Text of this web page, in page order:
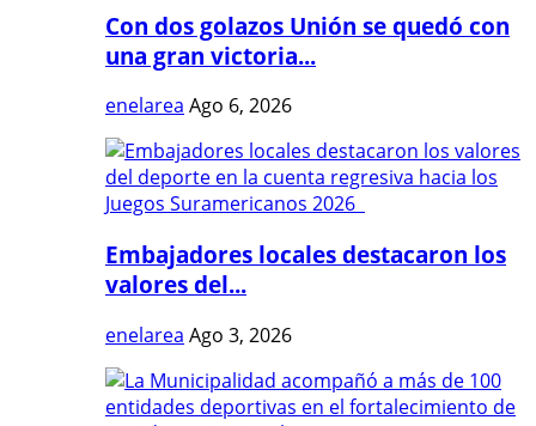
Con dos golazos Unión se quedó con
una gran victoria...
enelarea Ago 6, 2026
Embajadores locales destacaron los
valores del...
enelarea Ago 3, 2026